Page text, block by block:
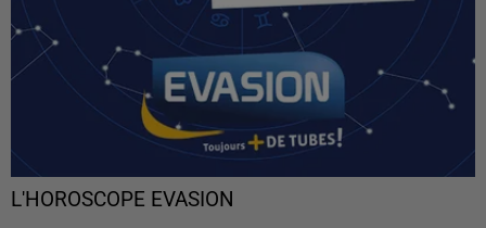
L'HOROSCOPE EVASION